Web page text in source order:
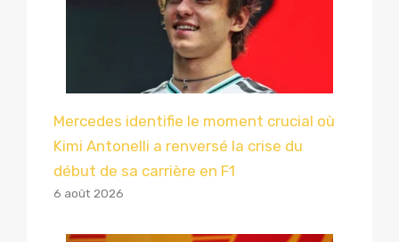
Mercedes identifie le moment crucial où
Kimi Antonelli a renversé la crise du
début de sa carrière en F1
6 août 2026